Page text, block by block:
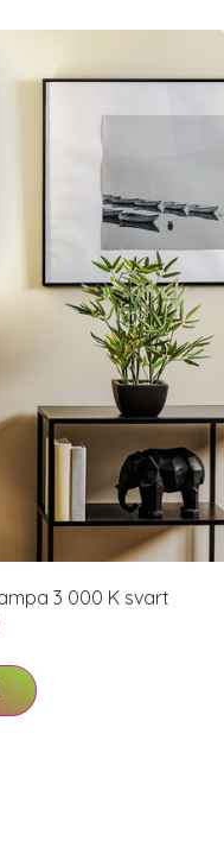
3 000 K svart